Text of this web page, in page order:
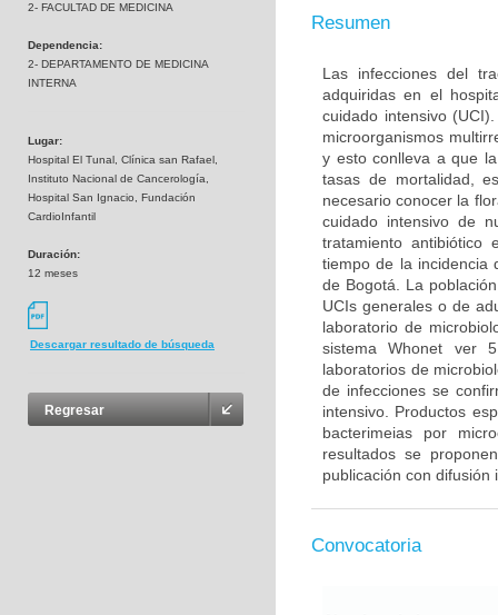
2- FACULTAD DE MEDICINA
Dependencia:
2- DEPARTAMENTO DE MEDICINA
INTERNA
Lugar:
Hospital El Tunal, Clínica san Rafael,
Instituto Nacional de Cancerología,
Hospital San Ignacio, Fundación
CardioInfantil
Duración:
12 meses
Descargar resultado de búsqueda
Regresar
Resumen
Las infecciones del
adquiridas en el
cuidado intensivo
microorganismos
y esto conlleva a que
tasas de mortalidad,
necesario conocer la
cuidado intensivo de
tratamiento antibiótico
tiempo de la incidencia
de Bogotá. La
UCIs generales o de
laboratorio de
sistema Whonet ver
laboratorios de
de infecciones se
intensivo. Productos
bacterimeias por
resultados se
publicación con
Convocatoria